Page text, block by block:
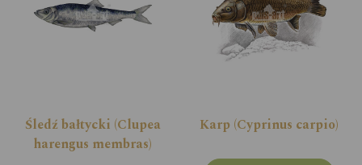
Śledź bałtycki (Clupea
harengus membras)
Karp (Cyprinus carpio)